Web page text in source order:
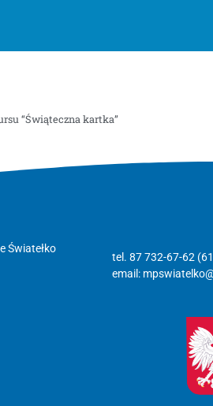
“Świąteczna kartka”
Światełko
tel. 87 732-67-62
email: